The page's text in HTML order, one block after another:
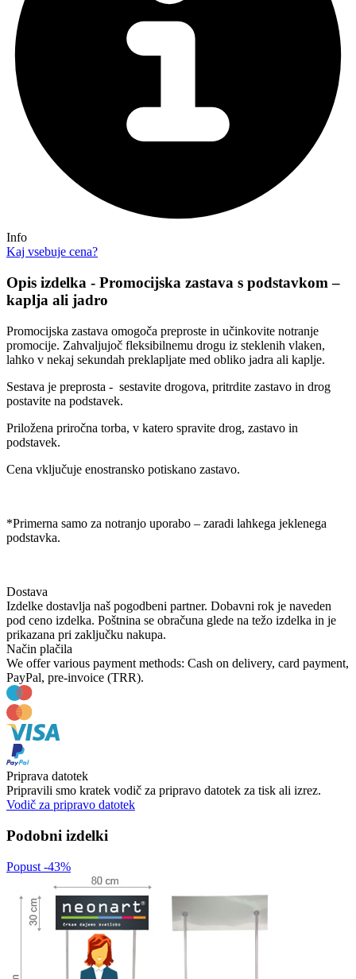
Info
Kaj vsebuje cena?
Opis izdelka - Promocijska zastava s podstavkom –
kaplja ali jadro
Promocijska zastava omogoča preproste in učinkovite notranje
promocije. Zahvaljujoč fleksibilnemu drogu iz steklenih vlaken,
lahko v nekaj sekundah preklapljate med obliko jadra ali kaplje.
Sestava je preprosta - sestavite drogova, pritrdite zastavo in drog
postavite na podstavek.
Priložena priročna torba, v katero spravite drog, zastavo in
podstavek.
Cena vključuje enostransko potiskano zastavo.
*Primerna samo za notranjo uporabo – zaradi lahkega jeklenega
podstavka.
Dostava
Izdelke dostavlja naš pogodbeni partner. Dobavni rok je naveden
pod ceno izdelka. Poštnina se obračuna glede na težo izdelka in je
prikazana pri zaključku nakupa.
Način plačila
We offer various payment methods: Cash on delivery, card payment,
PayPal, pre-invoice (TRR).
Priprava datotek
Pripravili smo kratek vodič za pripravo datotek za tisk ali izrez.
Vodič za pripravo datotek
Podobni izdelki
Popust -43%